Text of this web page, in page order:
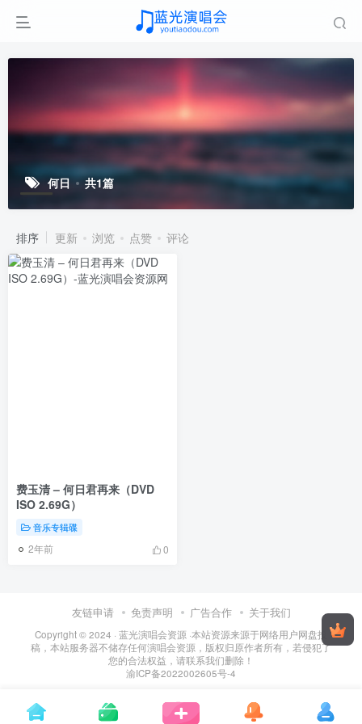
何日 共1篇
排序 更新 浏览 点赞 评论
费玉清 – 何日君再来（DVD
ISO 2.69G）
音乐专辑碟
2年前 0
友链申请 免责声明 广告合作 关于我们
Copyright © 2024 · 蓝光演唱会资源 ·本站资源来源于网络用户网盘投
稿，本站服务器不储存任何演唱会资源，版权归原作者所有，若侵犯了
您的合法权益，请联系我们删除！
渝ICP备2022002605号-4